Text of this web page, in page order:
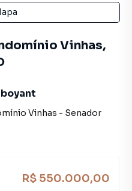
Vinhas,
Vinhas - Senador
R$ 550.000,00